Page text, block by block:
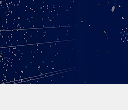
影像中心